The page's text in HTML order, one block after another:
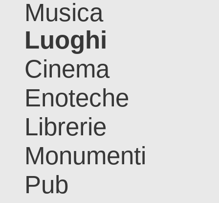
Musica
Luoghi
Cinema
Enoteche
Librerie
Monumenti
Pub